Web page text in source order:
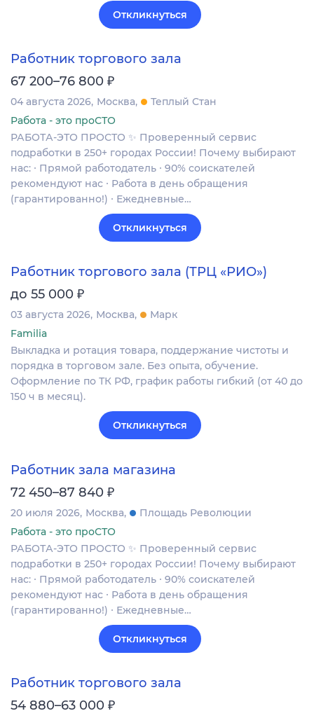
Откликнуться
Работник торгового зала
67 200–76 800 ₽
04 августа 2026 Москва
Теплый Стан
Работа - это проСТО
РАБОТА-ЭТО ПРОСТО ✨ Проверенный сервис
подработки в 250+ городах России! Почему выбирают
нас: ∙ Прямой работодатель ∙ 90% соискателей
рекомендуют нас ∙ Работа в день обращения
(гарантированно!) ∙ Ежедневные…
Откликнуться
Работник торгового зала (ТРЦ «РИО»)
до 55 000 ₽
03 августа 2026 Москва
Марк
Familia
Выкладка и ротация товара, поддержание чистоты и
порядка в торговом зале. Без опыта, обучение.
Оформление по ТК РФ, график работы гибкий (от 40 до
150 ч в месяц).
Откликнуться
Работник зала магазина
72 450–87 840 ₽
20 июля 2026 Москва
Площадь Революции
Работа - это проСТО
РАБОТА-ЭТО ПРОСТО ✨ Проверенный сервис
подработки в 250+ городах России! Почему выбирают
нас: ∙ Прямой работодатель ∙ 90% соискателей
рекомендуют нас ∙ Работа в день обращения
(гарантированно!) ∙ Ежедневные…
Откликнуться
Работник торгового зала
54 880–63 000 ₽